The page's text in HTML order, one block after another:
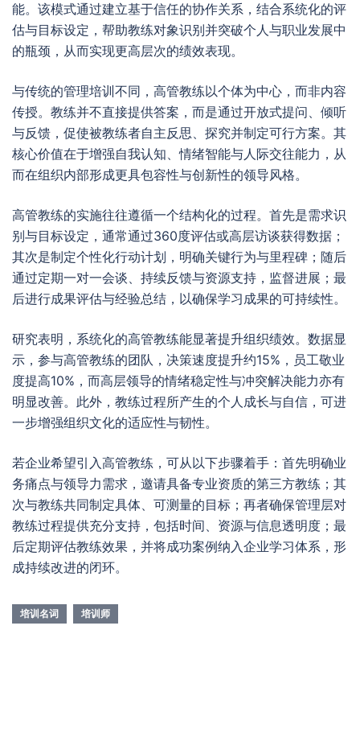
能。该模式通过建立基于信任的协作关系，结合系统化的评
估与目标设定，帮助教练对象识别并突破个人与职业发展中
的瓶颈，从而实现更高层次的绩效表现。
与传统的管理培训不同，高管教练以个体为中心，而非内容
传授。教练并不直接提供答案，而是通过开放式提问、倾听
与反馈，促使被教练者自主反思、探究并制定可行方案。其
核心价值在于增强自我认知、情绪智能与人际交往能力，从
而在组织内部形成更具包容性与创新性的领导风格。
高管教练的实施往往遵循一个结构化的过程。首先是需求识
别与目标设定，通常通过360度评估或高层访谈获得数据；
其次是制定个性化行动计划，明确关键行为与里程碑；随后
通过定期一对一会谈、持续反馈与资源支持，监督进展；最
后进行成果评估与经验总结，以确保学习成果的可持续性。
研究表明，系统化的高管教练能显著提升组织绩效。数据显
示，参与高管教练的团队，决策速度提升约15%，员工敬业
度提高10%，而高层领导的情绪稳定性与冲突解决能力亦有
明显改善。此外，教练过程所产生的个人成长与自信，可进
一步增强组织文化的适应性与韧性。
若企业希望引入高管教练，可从以下步骤着手：首先明确业
务痛点与领导力需求，邀请具备专业资质的第三方教练；其
次与教练共同制定具体、可测量的目标；再者确保管理层对
教练过程提供充分支持，包括时间、资源与信息透明度；最
后定期评估教练效果，并将成功案例纳入企业学习体系，形
成持续改进的闭环。
培训名词 培训师